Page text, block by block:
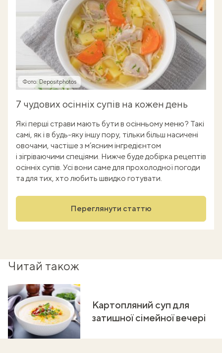
Фото: Depositphotos
7 чудових осінніх супів на кожен день
Які перші страви мають бути в осінньому меню? Такі
самі, як і в будь-яку іншу пору, тільки більш насичені
овочами, частіше з м’ясним інгредієнтом
і зігріваючими спеціями. Нижче буде добірка рецептів
осінніх супів. Усі вони саме для прохолодної погоди
та для тих, хто любить швидко готувати.
Переглянути статтю
Читай також
Картопляний суп для
затишної сімейної вечері